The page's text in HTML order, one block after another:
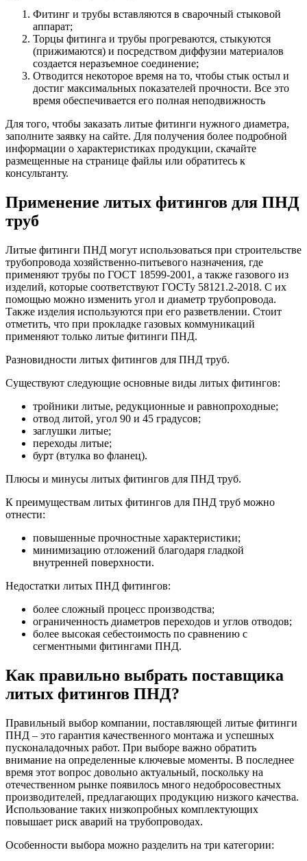
Фитинг и трубы вставляются в сварочный стыковой
аппарат;
Торцы фитинга и трубы прогреваются, стыкуются
(прижимаются) и посредством диффузии материалов
создается неразъемное соединение;
Отводится некоторое время на то, чтобы стык остыл и
достиг максимальных показателей прочности. Все это
время обеспечивается его полная неподвижность
Для того, чтобы заказать литые фитинги нужного диаметра,
заполните заявку на сайте. Для получения более подробной
информации о характеристиках продукции, скачайте
размещенные на странице файлы или обратитесь к
консультанту.
Применение литых фитингов для ПНД
труб
Литые фитинги ПНД могут использоваться при строительстве
трубопровода хозяйственно-питьевого назначения, где
применяют трубы по ГОСТ 18599-2001, а также газового из
изделий, которые соответствуют ГОСТу 58121.2-2018. С их
помощью можно изменить угол и диаметр трубопровода.
Также изделия используются при его разветвлении. Стоит
отметить, что при прокладке газовых коммуникаций
применяют только литые фитинги ПНД.
Разновидности литых фитингов для ПНД труб.
Существуют следующие основные виды литых фитингов:
тройники литые, редукционные и равнопроходные;
отвод литой, угол 90 и 45 градусов;
заглушки литые;
переходы литые;
бурт (втулка во фланец).
Плюсы и минусы литых фитингов для ПНД труб.
К преимуществам литых фитингов для ПНД труб можно
отнести:
повышенные прочностные характеристики;
минимизацию отложений благодаря гладкой
внутренней поверхности.
Недостатки литых ПНД фитингов:
более сложный процесс производства;
ограниченность диаметров переходов и углов отводов;
более высокая себестоимость по сравнению с
сегментными фитингами ПНД.
Как правильно выбрать поставщика
литых фитингов ПНД?
Правильный выбор компании, поставляющей литые фитинги
ПНД – это гарантия качественного монтажа и успешных
пусконаладочных работ. При выборе важно обратить
внимание на определенные ключевые моменты. В последнее
время этот вопрос довольно актуальный, поскольку на
отечественном рынке появилось много недобросовестных
производителей, предлагающих продукцию низкого качества.
Использование таких низкопробных комплектующих
повышает риск аварий на трубопроводах.
Особенности выбора можно разделить на три категории: